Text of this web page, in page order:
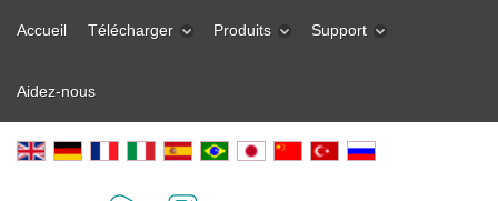
Accueil Télécharger Produits Support
Aidez-nous